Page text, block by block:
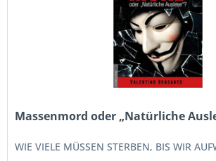
Massenmord oder „Natürliche
WIE VIELE MÜSSEN STERBEN, BIS WIR